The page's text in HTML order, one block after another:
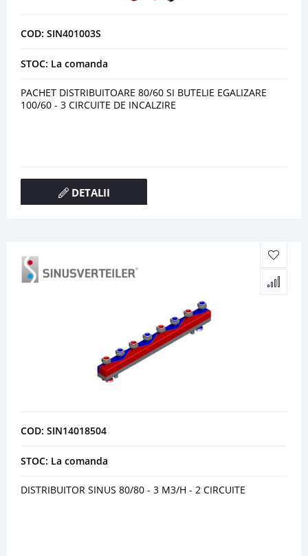
COD: SIN401003S
STOC: La comanda
PACHET DISTRIBUITOARE 80/60 SI BUTELIE EGALIZARE
100/60 - 3 CIRCUITE DE INCALZIRE
DETALII
COD: SIN14018504
STOC: La comanda
DISTRIBUITOR SINUS 80/80 - 3 M3/H - 2 CIRCUITE